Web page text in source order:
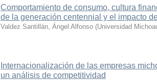
Comportamiento de consumo, cultura
de la generación centennial y el impacto
Valdez Santillán, Ángel Alfonso (Universidad
Internacionalización de las empresas
un análisis de competitividad